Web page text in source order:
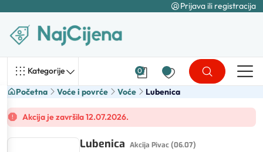
Prijava ili registracija
Kategorije 0
Početna Voće i povrće Voće Lubenica
Akcija je završila 12.07.2026.
Lubenica Akcija Pivac (06.07)